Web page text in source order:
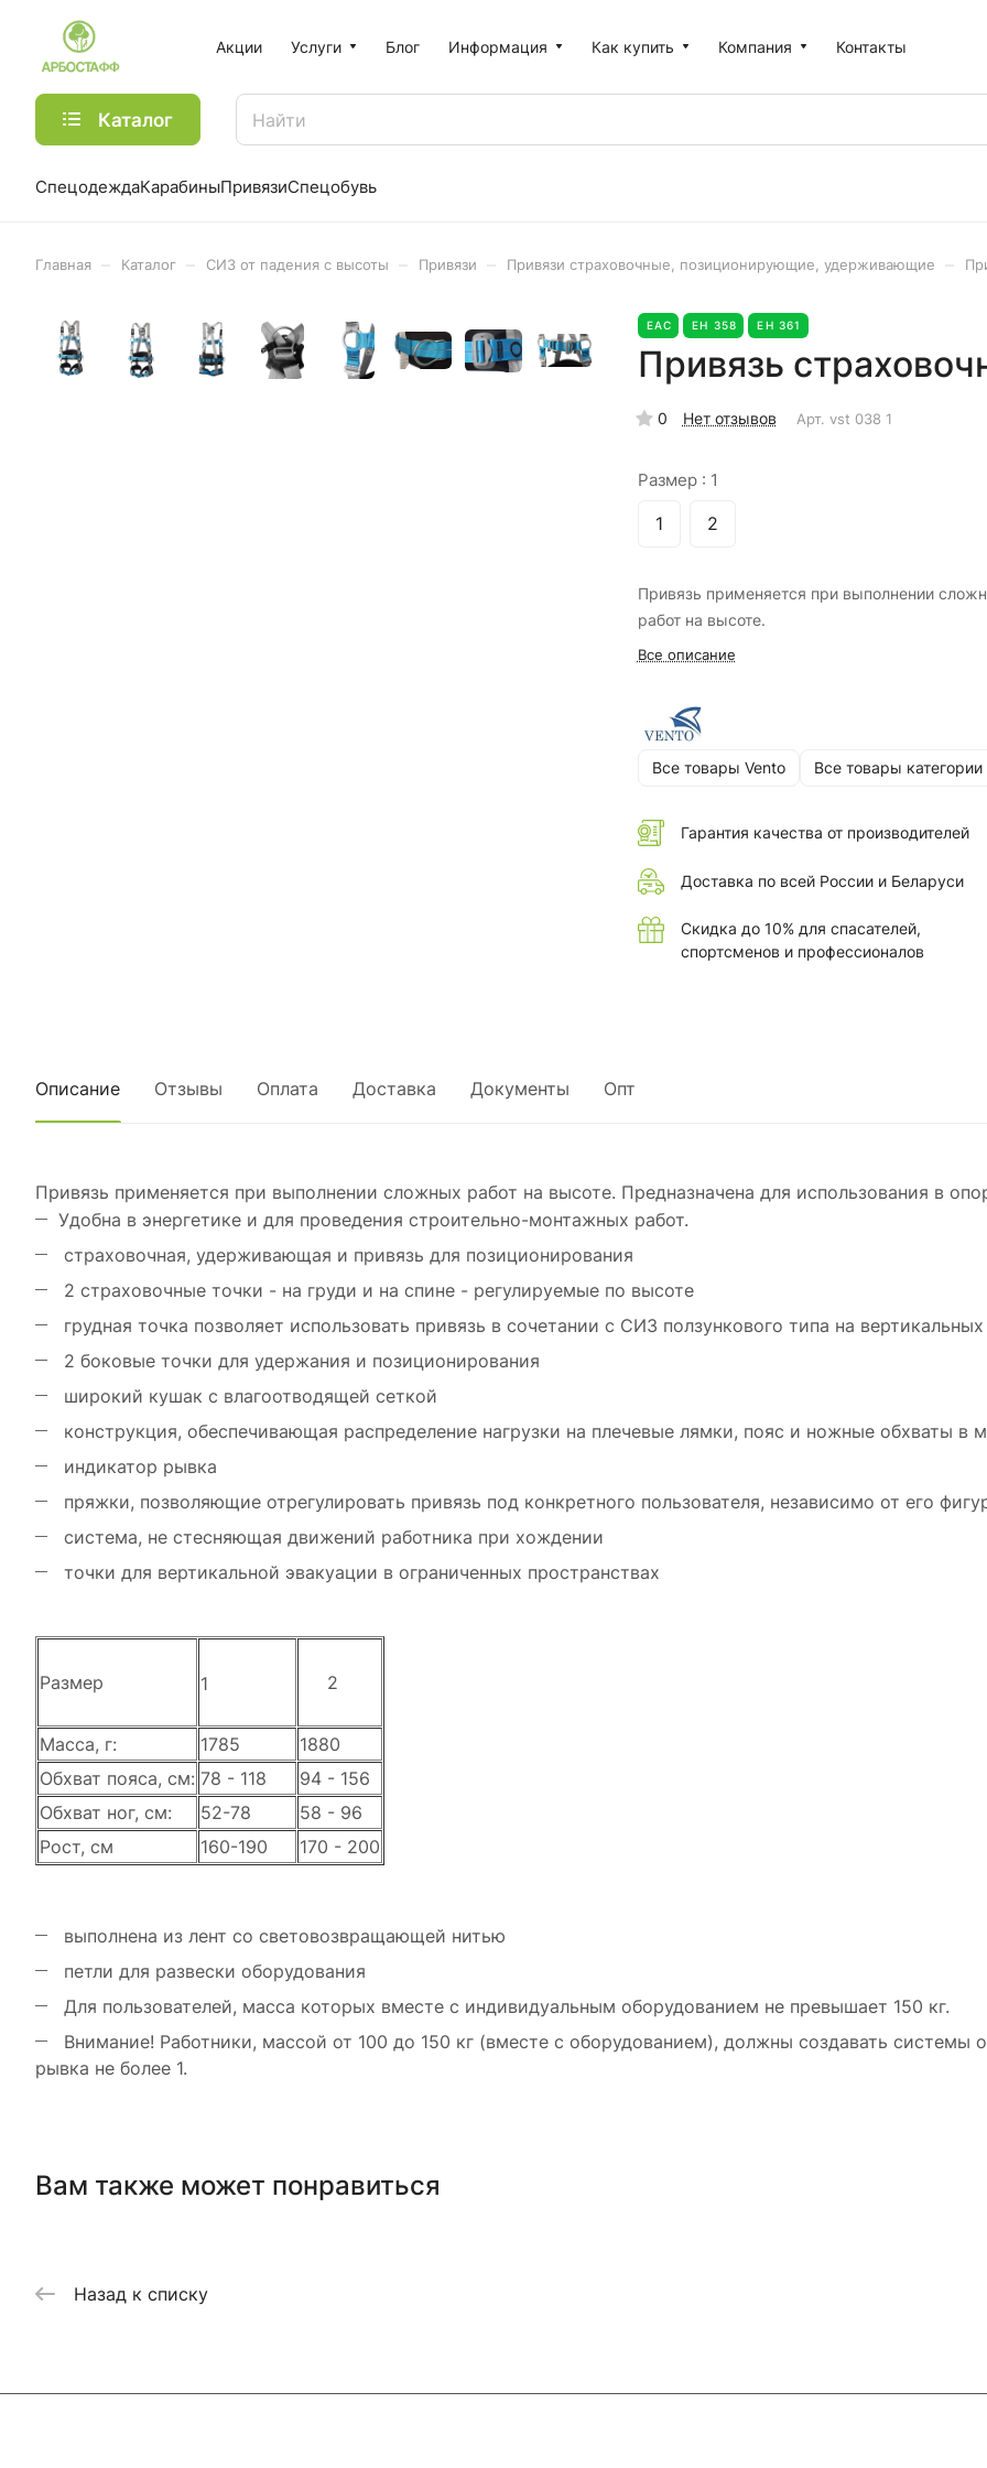
Акции Услуги Блог Информация Как купить Компания Контакты
Каталог
СпецодеждаКарабиныПривязиСпецобувь
Главная Каталог СИЗ от падения с высоты Привязи Привязи страховочные, позиционирующие, удерживающие
EAC ЕН 358 ЕН 361
Привязь
0 Нет отзывов Арт. vst 038 1
Размер : 1
1 2
Привязь применяется при выполнении
работ на высоте.
Все описание
Все товары Vento Все товары категории
Гарантия качества от производителей
Доставка по всей России и Беларуси
Скидка до 10% для спасателей,
спортсменов и профессионалов
Описание Отзывы Оплата Доставка Документы Опт
Привязь применяется при выполнении сложных работ на высоте. Предназначена для использования в
Удобна в энергетике и для проведения строительно-монтажных работ.
страховочная, удерживающая и привязь для позиционирования
2 страховочные точки - на груди и на спине - регулируемые по высоте
грудная точка позволяет использовать привязь в сочетании с СИЗ ползункового типа на
2 боковые точки для удержания и позиционирования
широкий кушак с влагоотводящей сеткой
конструкция, обеспечивающая распределение нагрузки на плечевые лямки, пояс и ножные обхваты в
индикатор рывка
пряжки, позволяющие отрегулировать привязь под конкретного пользователя, независимо от его
система, не стесняющая движений работника при хождении
точки для вертикальной эвакуации в ограниченных пространствах
Размер 1 2
Масса, г: 1785
1880
Обхват пояса, см: 78 - 118
94 - 156
Обхват ног, см:
52-78
58 - 96
Рост, см
160-190 170 - 200
выполнена из лент со световозвращающей нитью
петли для развески оборудования
Для пользователей, масса которых вместе с индивидуальным оборудованием не превышает 150 кг.
Внимание! Работники, массой от 100 до 150 кг (вместе с оборудованием), должны создавать системы
рывка не более 1.
Вам также может понравиться
Назад к списку